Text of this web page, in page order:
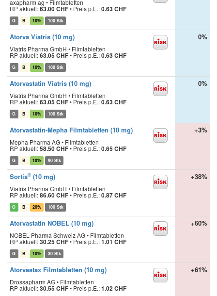
axapharm ag • Filmtabletten
RP aktuell:63.00 CHF• Preis p.E.:0.63 CHF
G B 10% 100 Stk
Atorva Viatris (10 mg)
Viatris Pharma GmbH • Filmtabletten
RP aktuell:63.05 CHF• Preis p.E.:0.63 CHF
G B 10% 100 Stk
0%
Atorvastatin Viatris (10 mg)
Viatris Pharma GmbH • Filmtabletten
RP aktuell:63.05 CHF• Preis p.E.:0.63 CHF
G B 10% 100 Stk
0%
Atorvastatin-Mepha Filmtabletten (10 mg)
Mepha Pharma AG • Filmtabletten
RP aktuell:58.50 CHF• Preis p.E.:0.65 CHF
G B 10% 90 Stk
+3%
Sortis® (10 mg)
Viatris Pharma GmbH • Filmtabletten
RP aktuell:86.60 CHF• Preis p.E.:0.87 CHF
O B 20% 100 Stk
+38%
Atorvastatin NOBEL (10 mg)
NOBEL Pharma Schweiz AG • Filmtabletten
RP aktuell:30.25 CHF• Preis p.E.:1.01 CHF
G B 10% 30 Stk
+60%
Atorvastax Filmtabletten (10 mg)
Drossapharm AG • Filmtabletten
RP aktuell:30.55 CHF• Preis p.E.:1.02 CHF
+61%